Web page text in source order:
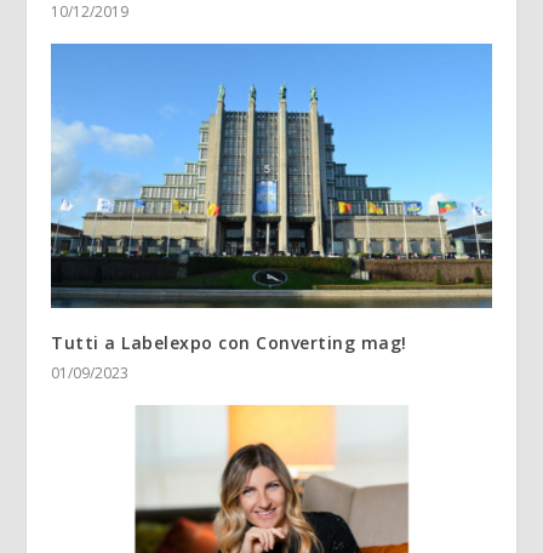
10/12/2019
Tutti a Labelexpo con Converting mag!
01/09/2023